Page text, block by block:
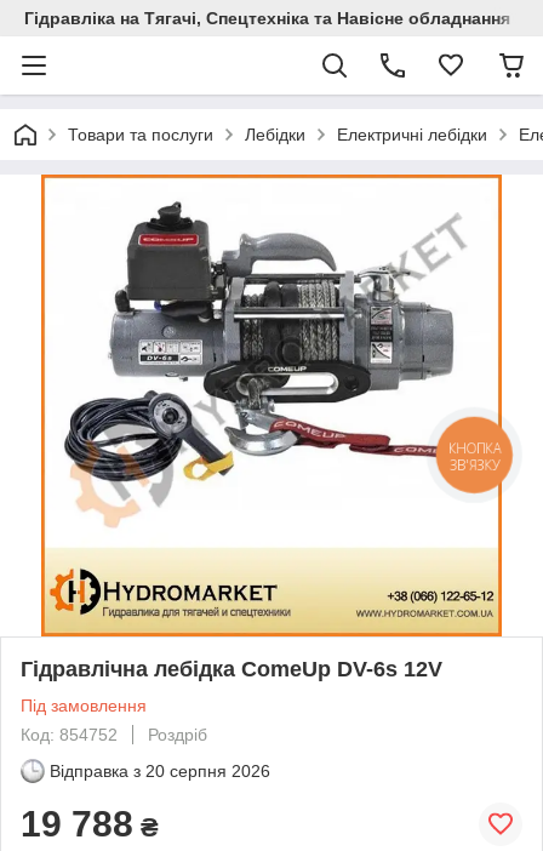
Гідравліка на Тягачі, Спецтехніка та Навісне обладнання
Товари та послуги Лебідки Електричні лебідки
Гідравлічна лебідка ComeUp DV-6s 12V
Під замовлення
Код: 854752
Роздріб
Відправка з 20 серпня 2026
19 788 ₴
КНОПКА
ЗВ'ЯЗКУ